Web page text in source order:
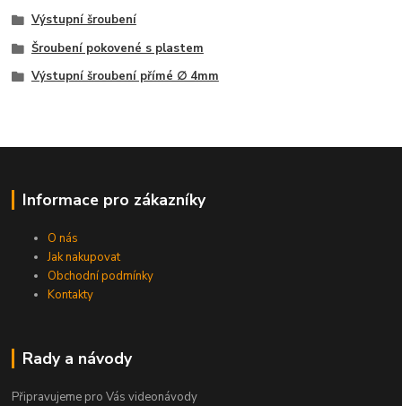
Výstupní šroubení
Šroubení pokovené s plastem
Výstupní šroubení přímé ∅ 4mm
Informace pro zákazníky
O nás
Jak nakupovat
Obchodní podmínky
Kontakty
Rady a návody
Připravujeme pro Vás videonávody